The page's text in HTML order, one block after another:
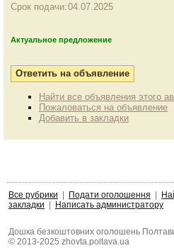
Срок подачи:04.07.2025
Актуальное предложение
Найти все объявления этого
Пожаловаться на объявление
Добавить в закладки
Все рубрики Подати оголошення
закладки
Написать администратору
Дошка безкоштовних оголошень
© 2013-2025 zhovta.poltava.ua